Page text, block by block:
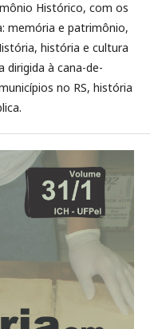
Histórico, com os
memória e patrimônio,
história e cultura
dirigida à cana-de-
no RS, história